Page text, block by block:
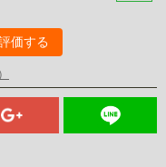
価する